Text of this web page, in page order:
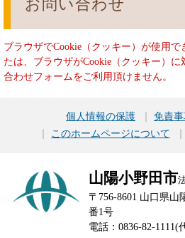
お問い合わせ
ブラウザでCookie（クッキー）が使用
たは、ブラウザがCookie（クッキー）
合わせフォームをご利用頂けません。
個人情報の保護 免責事
このホームページについて
山陽小野田市
〒756-8601 山口県山
番1号
電話：0836-82-1111(